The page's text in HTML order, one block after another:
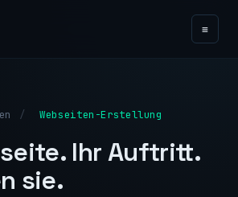
≡
/ Webseiten-Erstellung
Ihr Auftritt.
sie.